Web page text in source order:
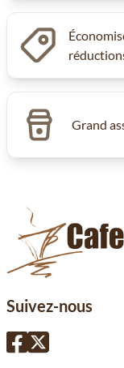
Grand
Suivez-nous